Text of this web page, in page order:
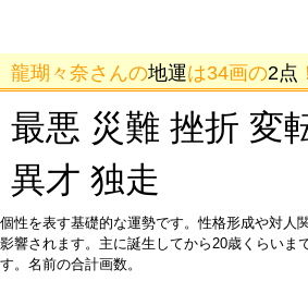
龍瑚々奈さんの地運は34画の2点 ！
最悪 災難 挫折 変
異才 独走
個性を表す基礎的な運勢です。性格形成や対人
影響されます。主に誕生してから20歳くらいま
す。名前の合計画数。